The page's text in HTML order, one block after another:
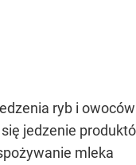
ryb i
jedzenie
mleka